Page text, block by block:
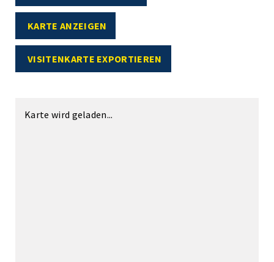
KARTE ANZEIGEN
VISITENKARTE EXPORTIEREN
Karte wird geladen...